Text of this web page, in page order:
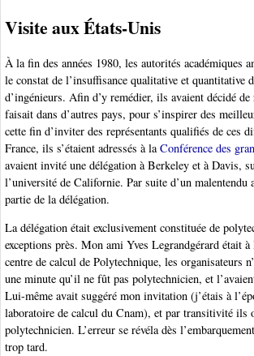
Visite aux États-Unis
À la fin des années 1980, les autorités académiques
le constat de l’insuffisance qualitative et quantitative
d’ingénieurs. Afin d’y remédier, ils avaient décidé de
faisait dans d’autres pays, pour s’inspirer des
cette fin d’inviter des représentants qualifiés de ces
France, ils s’étaient adressés à la Conférence des
avaient invité une délégation à Berkeley et à Davis,
l’université de Californie. Par suite d’un malentendu
partie de la délégation.
La délégation était exclusivement constituée de
exceptions près. Mon ami Yves Legrandgérard était à
centre de calcul de Polytechnique, les organisateurs
une minute qu’il ne fût pas polytechnicien, et
Lui-même avait suggéré mon invitation (j’étais à
laboratoire de calcul du Cnam), et par transitivité ils
polytechnicien. L’erreur se révéla dès
trop tard.